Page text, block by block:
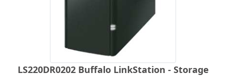
LS220DR0202 Buffalo LinkStation - Storage